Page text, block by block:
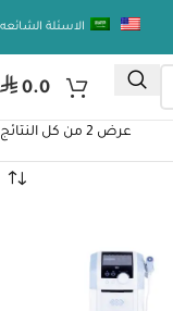
الاسئلة الشائعه
⃁ 0.0
عرض ⁦2⁩ من كل النتائج